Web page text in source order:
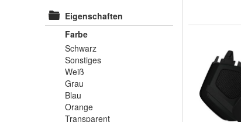
Eigenschaften
Farbe
Schwarz
Sonstiges
Weiß
Grau
Blau
Orange
Transparent